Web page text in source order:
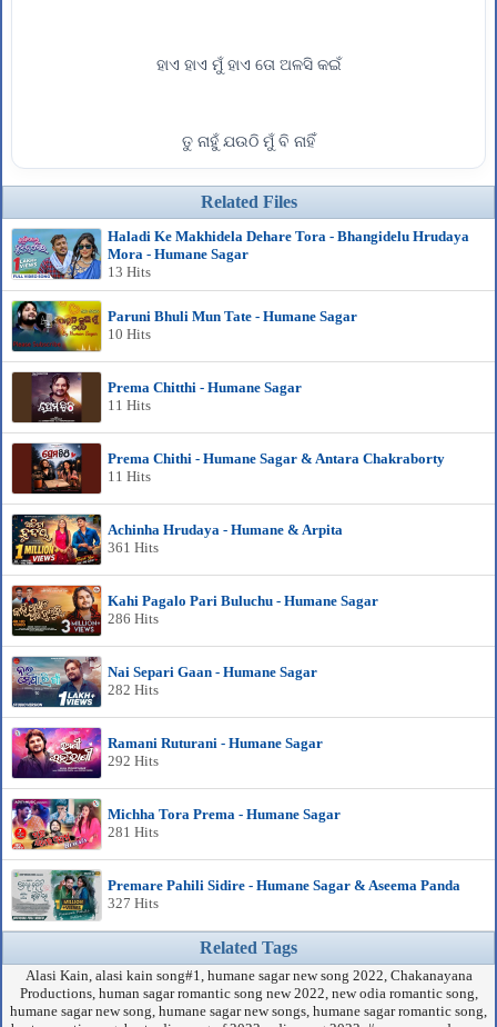
ହାଏ ହାଏ ମୁଁ ହାଏ ତୋ ଅଳସି କଇଁ
ତୁ ନାହୁଁ ଯଉଠି ମୁଁ ବି ନାହିଁ
Related Files
Haladi Ke Makhidela Dehare Tora - Bhangidelu Hrudaya
Mora - Humane Sagar
13 Hits
Paruni Bhuli Mun Tate - Humane Sagar
10 Hits
Prema Chitthi - Humane Sagar
11 Hits
Prema Chithi - Humane Sagar & Antara Chakraborty
11 Hits
Achinha Hrudaya - Humane & Arpita
361 Hits
Kahi Pagalo Pari Buluchu - Humane Sagar
286 Hits
Nai Separi Gaan - Humane Sagar
282 Hits
Ramani Ruturani - Humane Sagar
292 Hits
Michha Tora Prema - Humane Sagar
281 Hits
Premare Pahili Sidire - Humane Sagar & Aseema Panda
327 Hits
Related Tags
Alasi Kain, alasi kain song#1, humane sagar new song 2022, Chakanayana
Productions, human sagar romantic song new 2022, new odia romantic song,
humane sagar new song, humane sagar new songs, humane sagar romantic song,